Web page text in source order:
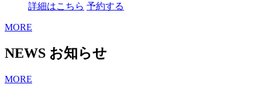
詳細はこちら 予約する
MORE
NEWS お知らせ
MORE